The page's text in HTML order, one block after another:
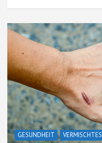
GESUNDHEIT VERMISCHTES